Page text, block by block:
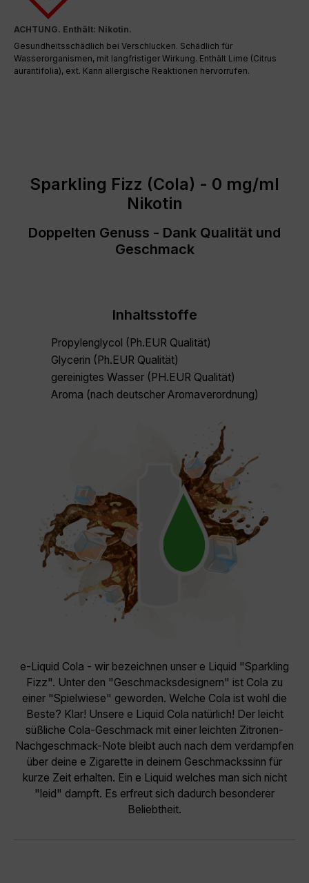
ACHTUNG. Enthält: Nikotin.
Gesundheitsschädlich bei Verschlucken. Schädlich für
Wasserorganismen, mit langfristiger Wirkung. Enthält Lime (Citrus
aurantifolia), ext. Kann allergische Reaktionen hervorrufen.
Sparkling Fizz (Cola) - 0 mg/ml
Nikotin
Doppelten Genuss - Dank Qualität und
Geschmack
Inhaltsstoffe
Propylenglycol (Ph.EUR Qualität)
Glycerin (Ph.EUR Qualität)
gereinigtes Wasser (PH.EUR Qualität)
Aroma (nach deutscher Aromaverordnung)
e-Liquid Cola - wir bezeichnen unser e Liquid "Sparkling
Fizz". Unter den "Geschmacksdesignern" ist Cola zu
einer "Spielwiese" geworden. Welche Cola ist wohl die
Beste? Klar! Unsere e Liquid Cola natürlich! Der leicht
süßliche Cola-Geschmack mit einer leichten Zitronen-
Nachgeschmack-Note bleibt auch nach dem verdampfen
über deine e Zigarette in deinem Geschmackssinn für
kurze Zeit erhalten. Ein e Liquid welches man sich nicht
"leid" dampft. Es erfreut sich dadurch besonderer
Beliebtheit.